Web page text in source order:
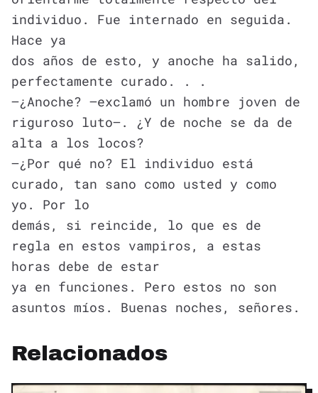
individuo. Fue internado en seguida.
Hace ya
dos años de esto, y anoche ha salido,
perfectamente curado. . .
—¿Anoche? —exclamó un hombre joven de
riguroso luto—. ¿Y de noche se da de
alta a los locos?
—¿Por qué no? El individuo está
curado, tan sano como usted y como
yo. Por lo
demás, si reincide, lo que es de
regla en estos vampiros, a estas
horas debe de estar
ya en funciones. Pero estos no son
asuntos míos. Buenas noches, señores.
Relacionados